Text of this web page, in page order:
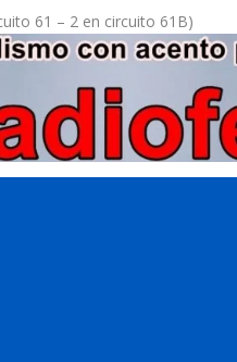
61 – 2 en circuito 61B)